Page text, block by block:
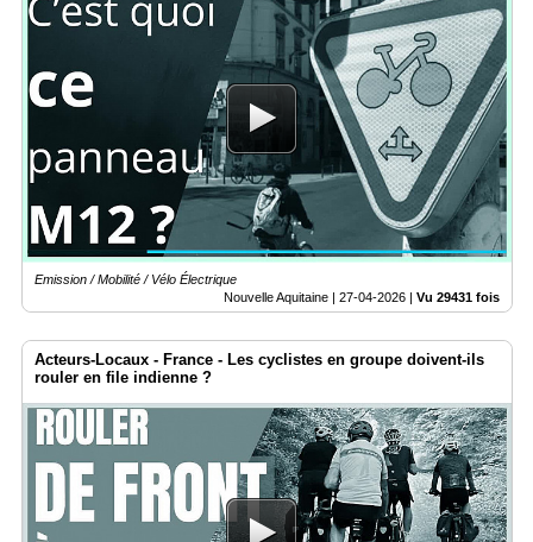
Emission / Mobilité / Vélo Électrique
Nouvelle Aquitaine | 27-04-2026 | Vu 29431 fois
Acteurs-Locaux - France - Les cyclistes en groupe doivent-ils
rouler en file indienne ?